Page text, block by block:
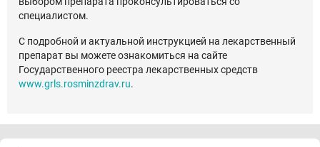
специалистом.
С подробной и актуальной инструкцией на лекарственный
препарат вы можете ознакомиться на сайте
Государственного реестра лекарственных средств
www.grls.rosminzdrav.ru.